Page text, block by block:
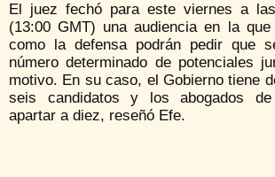
El juez fechó para este viernes a
(13:00 GMT) una audiencia en la
como la defensa podrán pedir que
número determinado de potenciales
motivo. En su caso, el Gobierno tiene
seis candidatos y los abogados de
apartar a diez, reseñó Efe.